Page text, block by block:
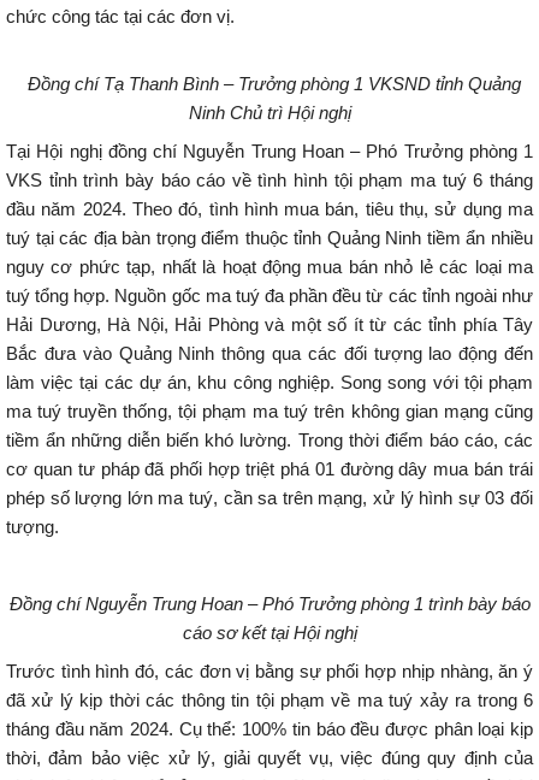
chức công tác tại các đơn vị.
Đồng chí Tạ Thanh Bình – Trưởng phòng 1 VKSND tỉnh Quảng
Ninh Chủ trì Hội nghị
Tại Hội nghị đồng chí Nguyễn Trung Hoan – Phó Trưởng phòng 1
VKS tỉnh trình bày báo cáo về tình hình tội phạm ma tuý 6 tháng
đầu năm 2024. Theo đó, tình hình mua bán, tiêu thụ, sử dụng ma
tuý tại các địa bàn trọng điểm thuộc tỉnh Quảng Ninh tiềm ẩn nhiều
nguy cơ phức tạp, nhất là hoạt động mua bán nhỏ lẻ các loại ma
tuý tổng hợp. Nguồn gốc ma tuý đa phần đều từ các tỉnh ngoài như
Hải Dương, Hà Nội, Hải Phòng và một số ít từ các tỉnh phía Tây
Bắc đưa vào Quảng Ninh thông qua các đối tượng lao động đến
làm việc tại các dự án, khu công nghiệp. Song song với tội phạm
ma tuý truyền thống, tội phạm ma tuý trên không gian mạng cũng
tiềm ẩn những diễn biến khó lường. Trong thời điểm báo cáo, các
cơ quan tư pháp đã phối hợp triệt phá 01 đường dây mua bán trái
phép số lượng lớn ma tuý, cần sa trên mạng, xử lý hình sự 03 đối
tượng.
Đồng chí Nguyễn Trung Hoan – Phó Trưởng phòng 1 trình bày báo
cáo sơ kết tại Hội nghị
Trước tình hình đó, các đơn vị bằng sự phối hợp nhịp nhàng, ăn ý
đã xử lý kịp thời các thông tin tội phạm về ma tuý xảy ra trong 6
tháng đầu năm 2024. Cụ thể: 100% tin báo đều được phân loại kịp
thời, đảm bảo việc xử lý, giải quyết vụ, việc đúng quy định của